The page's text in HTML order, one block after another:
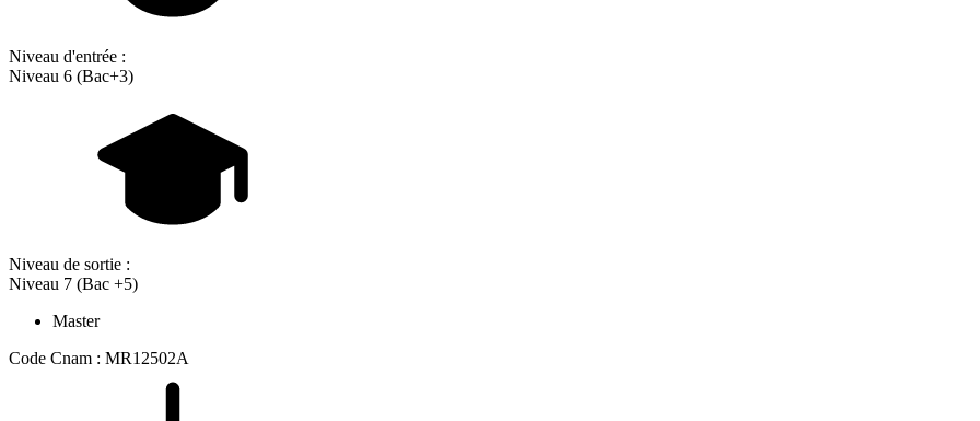
Niveau d'entrée :
Niveau 6 (Bac+3)
Niveau de sortie :
Niveau 7 (Bac +5)
Master
Code Cnam : MR12502A